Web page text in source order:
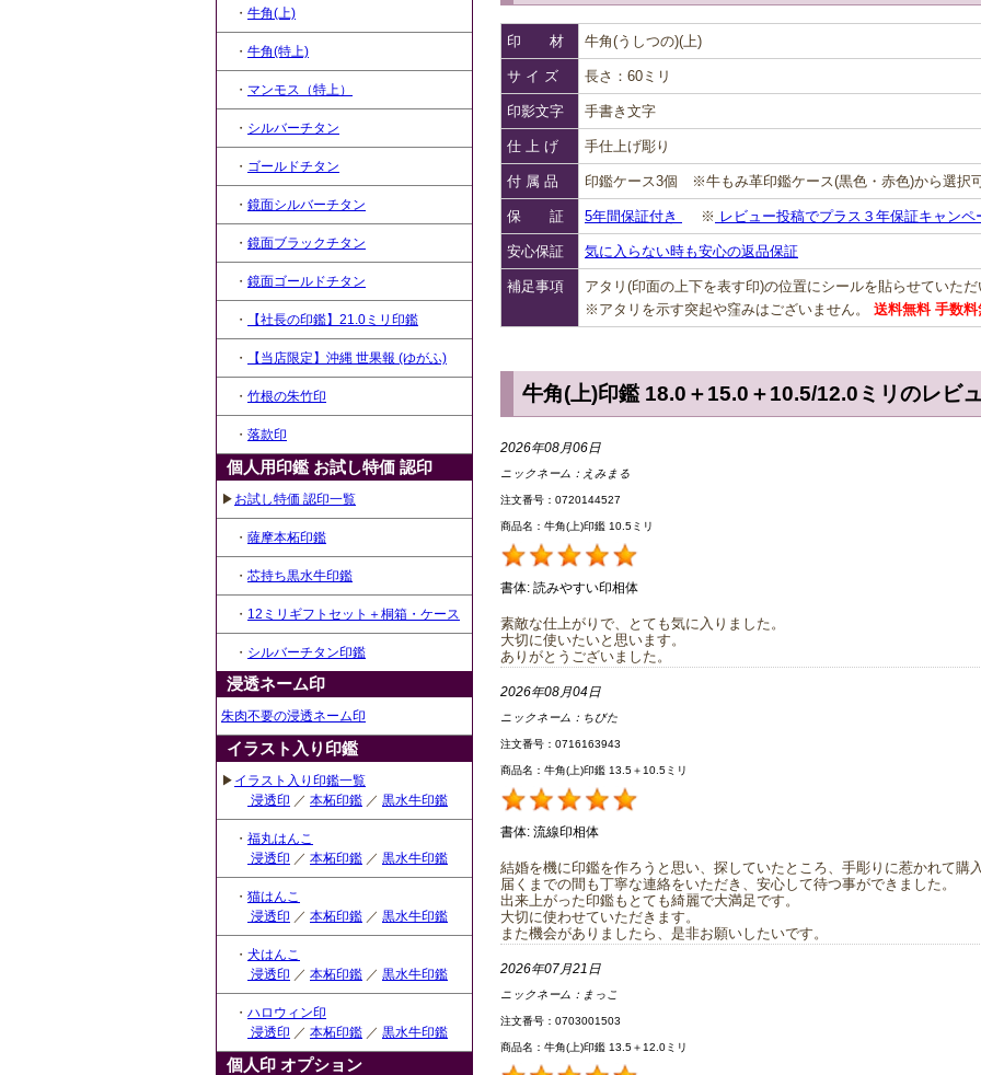
・ 牛角(上)
・ 牛角(特上)
・ マンモス（特上）
・ シルバーチタン
・ ゴールドチタン
・ 鏡面シルバーチタン
・ 鏡面ブラックチタン
・ 鏡面ゴールドチタン
・ 【社長の印鑑】21.0ミリ印鑑
・ 【当店限定】沖縄 世果報 (ゆがふ)
・ 竹根の朱竹印
・ 落款印
個人用印鑑 お試し特価 認印
▶ お試し特価 認印一覧
・ 薩摩本柘印鑑
・ 芯持ち黒水牛印鑑
・ 12ミリギフトセット＋桐箱・ケース
・ シルバーチタン印鑑
浸透ネーム印
朱肉不要の浸透ネーム印
イラスト入り印鑑
▶ イラスト入り印鑑一覧
浸透印 ／ 本柘印鑑 ／ 黒水牛印鑑
・ 福丸はんこ
浸透印 ／ 本柘印鑑 ／ 黒水牛印鑑
・ 猫はんこ
浸透印 ／ 本柘印鑑 ／ 黒水牛印鑑
・ 犬はんこ
浸透印 ／ 本柘印鑑 ／ 黒水牛印鑑
・ ハロウィン印
浸透印 ／ 本柘印鑑 ／ 黒水牛印鑑
個人印 オプション
印 材 牛角(うしつの)(上)
サ イ ズ 長さ：60ミリ
印影文字 手書き文字
仕 上 げ 手仕上げ彫り
付 属 品 印鑑ケース3個 ※牛もみ革印鑑ケース(黒色・赤色)から選択可
保 証 5年間保証付き ※ レビュー投稿でプラス３年保証キャンペ
安心保証 気に入らない時も安心の返品保証
補足事項
アタリ(印面の上下を表す印)の位置にシールを貼らせていただ
※アタリを示す突起や窪みはございません。 送料無料 手数料
牛角(上)印鑑 18.0＋15.0＋10.5/12.0ミリのレビ
2026年08月06日
ニックネーム： えみまる
注文番号：0720144527
商品名：牛角(上)印鑑 10.5ミリ
書体: 読みやすい印相体
素敵な仕上がりで、とても気に入りました。
大切に使いたいと思います。
ありがとうございました。
2026年08月04日
ニックネーム： ちびた
注文番号：0716163943
商品名：牛角(上)印鑑 13.5＋10.5ミリ
書体: 流線印相体
結婚を機に印鑑を作ろうと思い、探していたところ、手彫りに惹かれて購
届くまでの間も丁寧な連絡をいただき、安心して待つ事ができました。
出来上がった印鑑もとても綺麗で大満足です。
大切に使わせていただきます。
また機会がありましたら、是非お願いしたいです。
2026年07月21日
ニックネーム： まっこ
注文番号：0703001503
商品名：牛角(上)印鑑 13.5＋12.0ミリ